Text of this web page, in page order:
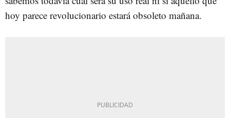
hoy parece revolucionario estará obsoleto mañana.